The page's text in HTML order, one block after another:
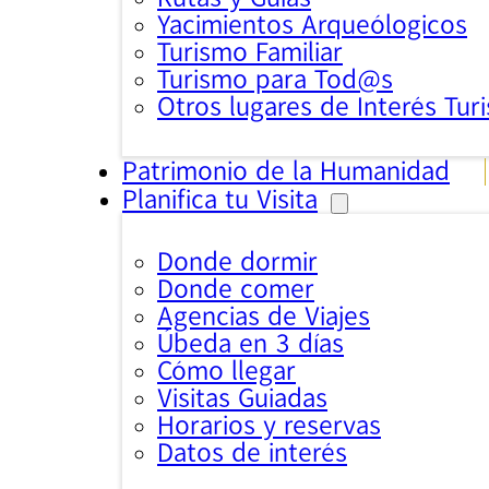
Yacimientos Arqueólogicos
Turismo Familiar
Turismo para Tod@s
Otros lugares de Interés
Patrimonio de la Humanidad
Planifica tu Visita
Donde dormir
Donde comer
Agencias de Viajes
Úbeda en 3 días
Cómo llegar
Visitas Guiadas
Horarios y reservas
Datos de interés